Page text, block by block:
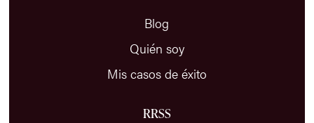
Blog
Quién soy
Mis casos de éxito
RRSS